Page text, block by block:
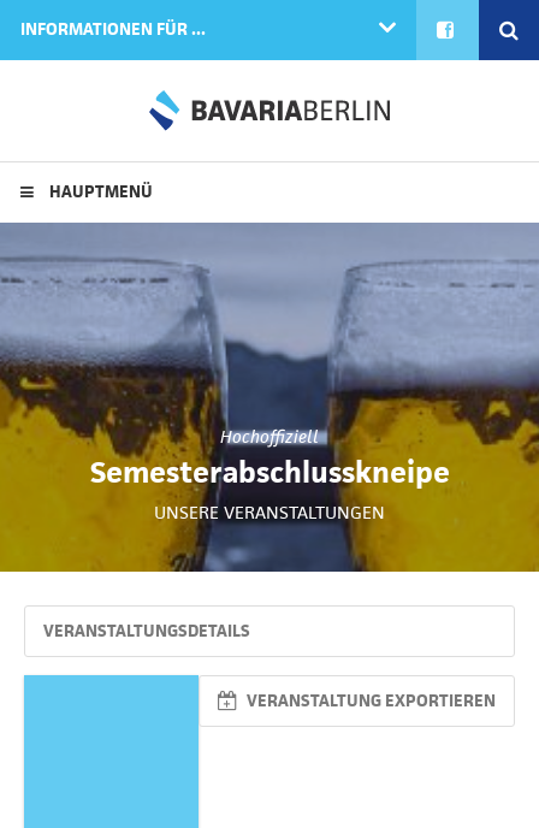
INFORMATIONEN FÜR ... FACEBOOK
HAUPTMENÜ
Hochoffiziell
Semesterabschlusskneipe
UNSERE VERANSTALTUNGEN
VERANSTALTUNGSDETAILS
VERANSTALTUNG EXPORTIEREN